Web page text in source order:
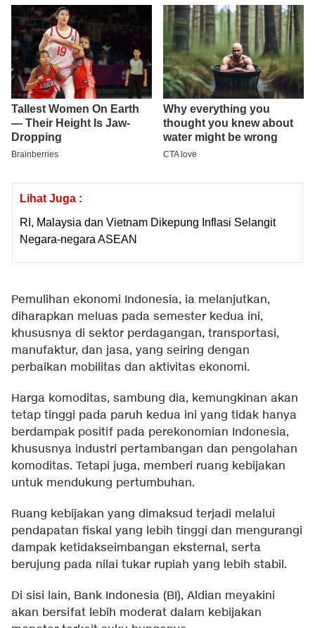
Lihat Juga :
RI, Malaysia dan Vietnam Dikepung Inflasi Selangit
Negara-negara ASEAN
Pemulihan ekonomi Indonesia, ia melanjutkan,
diharapkan meluas pada semester kedua ini,
khususnya di sektor perdagangan, transportasi,
manufaktur, dan jasa, yang seiring dengan
perbaikan mobilitas dan aktivitas ekonomi.
Harga komoditas, sambung dia, kemungkinan akan
tetap tinggi pada paruh kedua ini yang tidak hanya
berdampak positif pada perekonomian Indonesia,
khususnya industri pertambangan dan pengolahan
komoditas. Tetapi juga, memberi ruang kebijakan
untuk mendukung pertumbuhan.
Ruang kebijakan yang dimaksud terjadi melalui
pendapatan fiskal yang lebih tinggi dan mengurangi
dampak ketidakseimbangan eksternal, serta
berujung pada nilai tukar rupiah yang lebih stabil.
Di sisi lain, Bank Indonesia (BI), Aldian meyakini
akan bersifat lebih moderat dalam kebijakan